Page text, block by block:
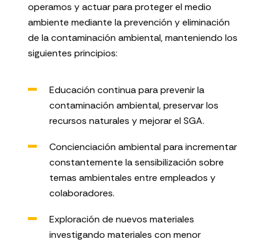
operamos y actuar para proteger el medio
ambiente mediante la prevención y eliminación
de la contaminación ambiental, manteniendo los
siguientes principios:
Educación continua para prevenir la
contaminación ambiental, preservar los
recursos naturales y mejorar el SGA.
Concienciación ambiental para incrementar
constantemente la sensibilización sobre
temas ambientales entre empleados y
colaboradores.
Exploración de nuevos materiales
investigando materiales con menor